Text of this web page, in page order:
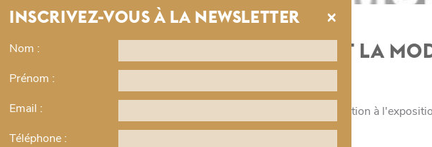
VISITE VIRTUELLE > MAN RAY ET LA
Visite virtuelle
€
Cette visite virtuelle est conçue sous la forme d'une préparation à
à la rencontre des oeuvres dans les salles de musée !
INSCRIVEZ-VOUS À LA NEWSLETTER ×
Nom :
Prénom :
Email :
Téléphone :